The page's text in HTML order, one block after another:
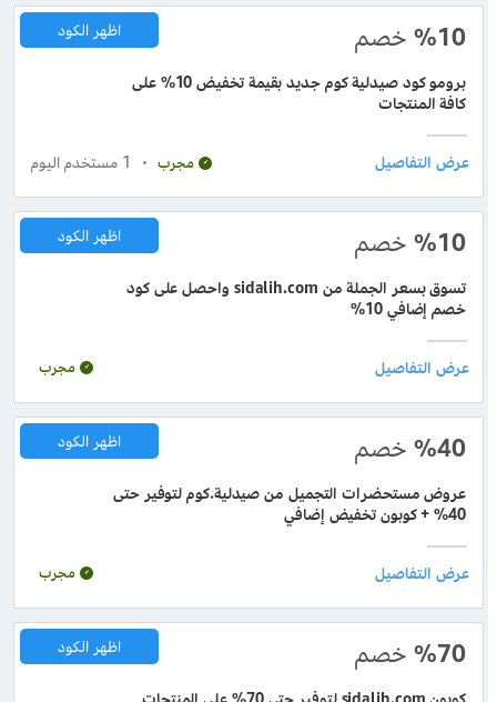
%10 خصم
برومو كود صيدلية كوم جديد بقيمة تخفيض 10% على
كافة المنتجات
اظهر الكود
مجرب 1 مستخدم اليوم
%10 خصم
تسوق بسعر الجملة من sidalih.com واحصل على كود
خصم إضافي 10%
اظهر الكود
مجرب
%40 خصم
عروض مستحضرات التجميل من صيدلية.كوم لتوفير حتى
40% + كوبون تخفيض إضافي
اظهر الكود
مجرب
%70 خصم اظهر الكود